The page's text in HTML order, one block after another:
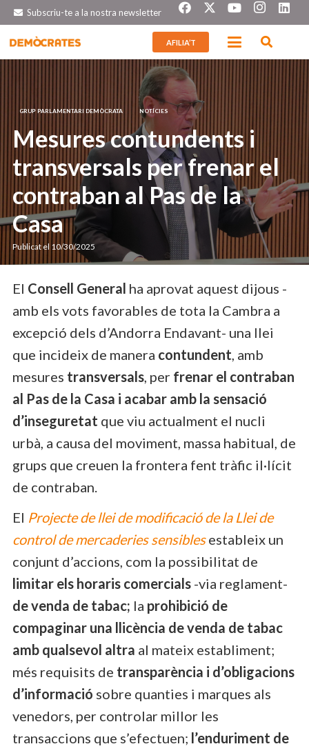
Subscriu-te a la nostra newsletter
AFILIA’T
GRUP PARLAMENTARI DEMÒCRATA NOTÍCIES
Mesures contundents i
transversals per frenar el
contraban al Pas de la
Casa
Publicat el 10/30/2025
El Consell General ha aprovat aquest dijous -
amb els vots favorables de tota la Cambra a
excepció dels d’Andorra Endavant- una llei
que incideix de manera contundent, amb
mesures transversals, per frenar el contraban
al Pas de la Casa i acabar amb la sensació
d’inseguretat que viu actualment el nucli
urbà, a causa del moviment, massa habitual, de
grups que creuen la frontera fent tràfic il·lícit
de contraban.
El Projecte de llei de modificació de la Llei de
control de mercaderies sensibles estableix un
conjunt d’accions, com la possibilitat de
limitar els horaris comercials -via reglament-
de venda de tabac; la prohibició de
compaginar una llicència de venda de tabac
amb qualsevol altra al mateix establiment;
més requisits de transparència i d’obligacions
d’informació sobre quanties i marques als
venedors, per controlar millor les
transaccions que s’efectuen; l’enduriment de